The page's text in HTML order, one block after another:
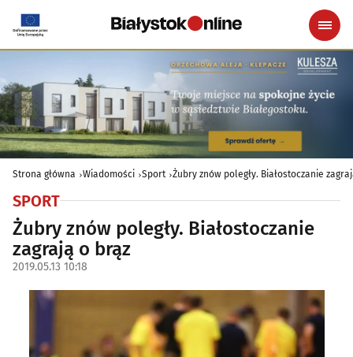
Strona główna Wiadomości Sport Żubry znów poległy. Białostoczanie
SPORT
Żubry znów poległy. Białostoczanie
zagrają o brąz
2019.05.13 10:18